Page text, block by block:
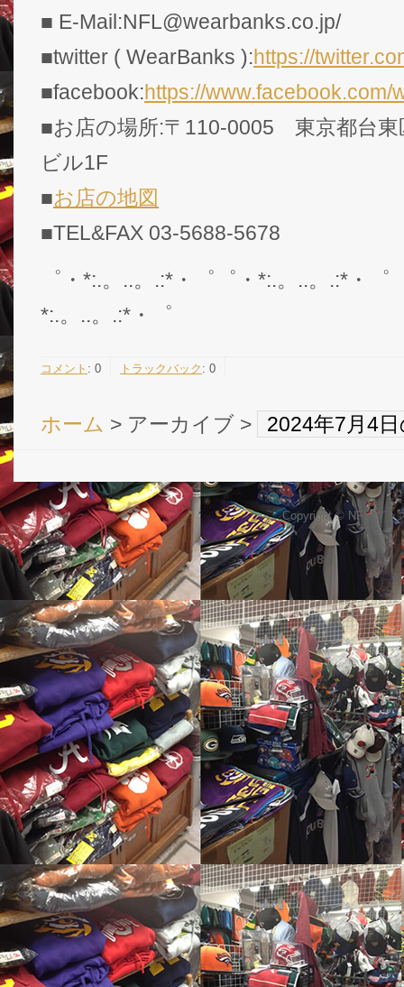
■ E-Mail:NFL@wearbanks.co.jp/
■twitter ( WearBanks ):https://
■facebook:https://www.facebook.com/
■お店の場所:〒110-0005 東京都台
ビル1F
■お店の地図
■TEL&FAX 03-5688-5678
゜・*:.。..。.:*・゜゜・*:.。..。.:*・
*:.。..。.:*・゜
コメント : 0 トラックバック : 0
ホーム > アーカイブ > 2024年7月4
Copyright © NFL グッ